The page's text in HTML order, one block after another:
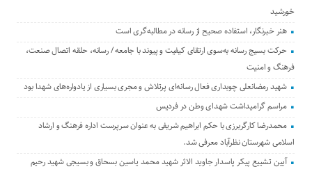
خورشید
هنر خبرنگار، استفاده صحیح از رسانه در مطالبه‌گری است
حرکت بسیج رسانه به‌سوی ارتقای کیفیت و پیوند با جامعه / رسانه، حلقه اتصال صنعت،
فرهنگ و امنیت
شهید رمضانعلی چوبداری فعال رسانه‌ای پرتلاش و مجری بسیاری از یادواره‌های شهدا بود
مراسم گرامیداشت شهدای وطن در فردیس
محمدرضا کارگربرزی با حکم ابراهیم شریفی به عنوان سرپرست اداره فرهنگ و ارشاد
اسلامی شهرستان نظرآباد معرفی شد.
آیین تشییع پیکر پاسدار جاوید الاثر شهید محمد یاسین بسحاق و بسیجی شهید رحیم